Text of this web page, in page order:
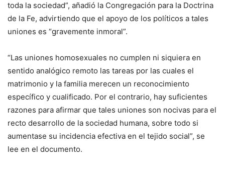
toda la sociedad”, añadió la Congregación para la Doctrina
de la Fe, advirtiendo que el apoyo de los políticos a tales
uniones es “gravemente inmoral”.
“Las uniones homosexuales no cumplen ni siquiera en
sentido analógico remoto las tareas por las cuales el
matrimonio y la familia merecen un reconocimiento
específico y cualificado. Por el contrario, hay suficientes
razones para afirmar que tales uniones son nocivas para el
recto desarrollo de la sociedad humana, sobre todo si
aumentase su incidencia efectiva en el tejido social”, se
lee en el documento.